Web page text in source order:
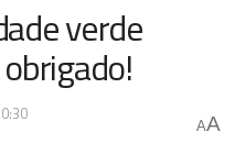
verde
AA